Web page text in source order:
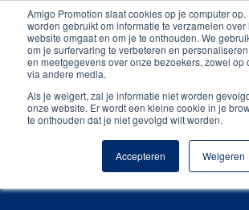
Amigo Promotion slaat cookies op je computer
worden gebruikt om informatie te verzamelen over
website omgaat en om je te onthouden. We
om je surfervaring te verbeteren en
en meetgegevens over onze bezoekers, zowel op
via andere media.
Als je weigert, zal je informatie niet worden
onze website. Er wordt een kleine cookie in je
te onthouden dat je niet gevolgd wilt worden.
Accepteren Weigeren
Unieke producten
Gratis digitale drukproef